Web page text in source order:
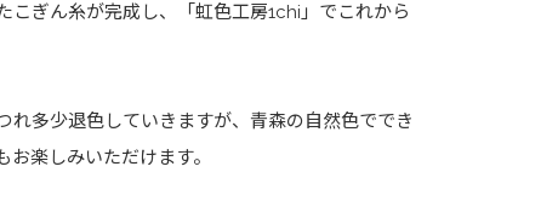
ぎん糸が完成し、「虹色工房1chi」でこれから
多少退色していきますが、青森の自然色ででき
楽しみいただけます。